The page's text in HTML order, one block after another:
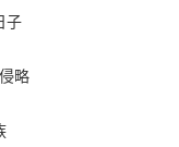
子
略